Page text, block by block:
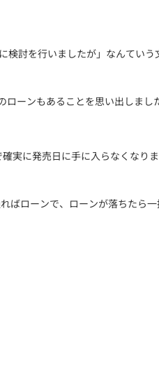
討を行いましたが」なんていう
ーンもあることを思い出しまし
実に発売日に手に入らなくなりま
ローンで、ローンが落ちたら